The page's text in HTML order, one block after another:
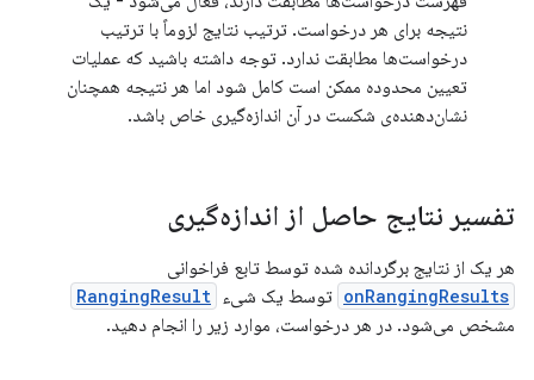
نتیجه برای هر درخواست. ترتیب نتایج لزوماً با ترتیب
درخواست‌ها مطابقت ندارد. توجه داشته باشید که عملیات
تعیین محدوده ممکن است کامل شود اما هر نتیجه همچنان
نشان‌دهنده‌ی شکست در آن اندازه‌گیری خاص باشد.
تفسیر نتایج حاصل از اندازه‌گیری
هر یک از نتایج برگردانده شده توسط تابع فراخوانی
onRangingResults توسط یک شیء RangingResult
مشخص می‌شود. در هر درخواست، موارد زیر را انجام دهید.